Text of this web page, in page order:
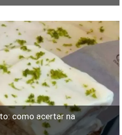
como acertar na